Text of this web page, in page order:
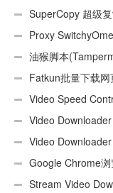
SuperCopy 超级
Proxy
油猴脚本
用Android）
Fatkun批量下载网
Video Speed
Video
Video Downloader
Google Chrome
Stream Video